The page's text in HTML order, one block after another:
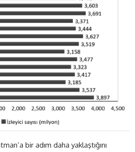
bir adım daha yaklaştığını